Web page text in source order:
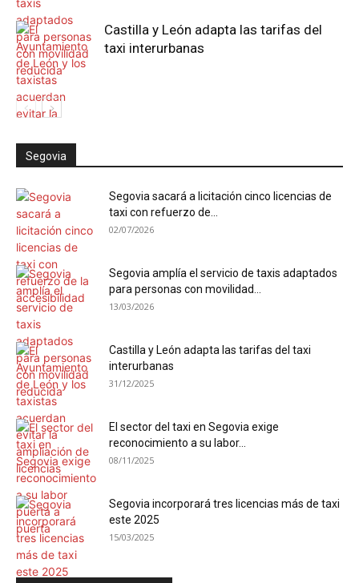
Castilla y León adapta las tarifas del
taxi interurbanas
Segovia
Segovia sacará a licitación cinco licencias de
taxi con refuerzo de...
02/07/2026
Segovia amplía el servicio de taxis adaptados
para personas con movilidad...
13/03/2026
Castilla y León adapta las tarifas del taxi
interurbanas
31/12/2025
El sector del taxi en Segovia exige
reconocimiento a su labor...
08/11/2025
Segovia incorporará tres licencias más de taxi
este 2025
15/03/2025